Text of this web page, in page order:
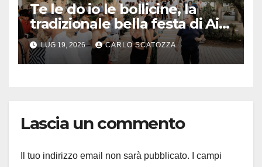
Te le do io le bollicine, la
tradizionale bella festa di Ais
Napoli
LUG 19, 2026 CARLO SCATOZZA
Lascia un commento
Il tuo indirizzo email non sarà pubblicato.
I campi